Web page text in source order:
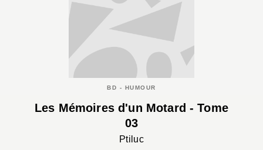
BD - HUMOUR
Les Mémoires d'un Motard - Tome
03
Ptiluc